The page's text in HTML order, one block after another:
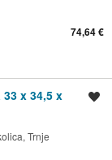
74,64 €
x 34,5 x
Trnje